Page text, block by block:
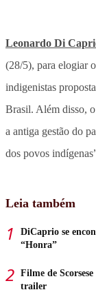
Leonardo Di
(28/5), para elogiar
indigenistas
Brasil. Além disso,
a antiga gestão do
dos povos
Leia também
DiCaprio se
“Honra”
Filme de
trailer